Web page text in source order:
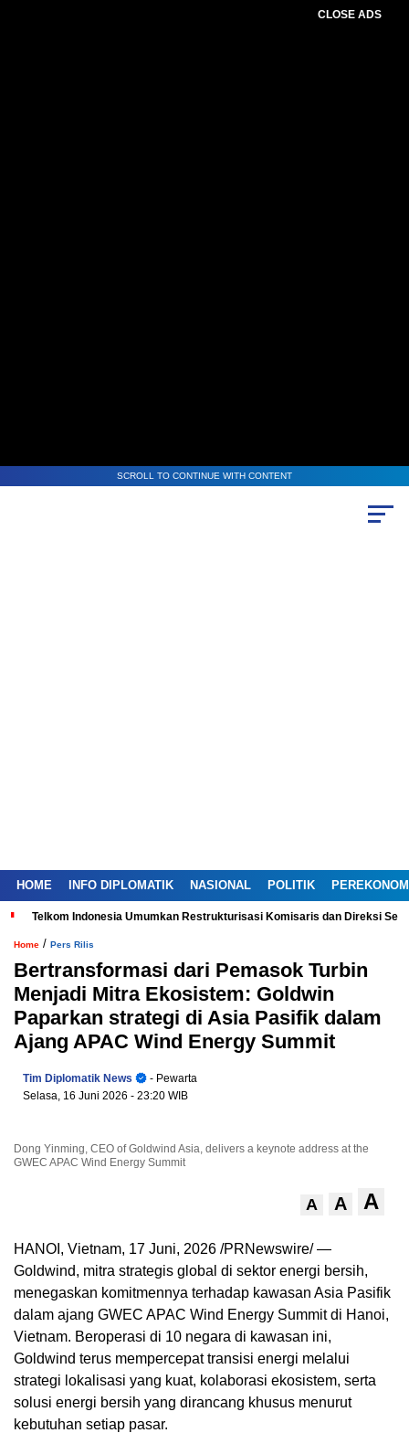
CLOSE ADS
SCROLL TO CONTINUE WITH CONTENT
HOME INFO DIPLOMATIK NASIONAL POLITIK
Telkom Indonesia Umumkan Restrukturisasi Komisaris dan Direksi
Home / Pers Rilis
Bertransformasi dari Pemasok Turbin
Menjadi Mitra Ekosistem: Goldwin
Paparkan strategi di Asia Pasifik dalam
Ajang APAC Wind Energy Summit
Tim Diplomatik News
- Pewarta
Selasa, 16 Juni 2026 - 23:20 WIB
Dong Yinming, CEO of Goldwind Asia, delivers a keynote address at the
GWEC APAC Wind Energy Summit
A A A
HANOI, Vietnam, 17 Juni, 2026 /PRNewswire/ —
Goldwind, mitra strategis global di sektor energi bersih,
menegaskan komitmennya terhadap kawasan Asia Pasifik
dalam ajang GWEC APAC Wind Energy Summit di Hanoi,
Vietnam. Beroperasi di 10 negara di kawasan ini,
Goldwind terus mempercepat transisi energi melalui
strategi lokalisasi yang kuat, kolaborasi ekosistem, serta
solusi energi bersih yang dirancang khusus menurut
kebutuhan setiap pasar.